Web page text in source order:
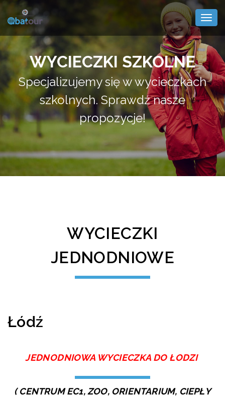
WYCIECZKI SZKOLNE
Specjalizujemy się w wycieczkach
szkolnych. Sprawdź nasze
propozycje!
WYCIECZKI
JEDNODNIOWE
Łódź
JEDNODNIOWA WYCIECZKA DO ŁODZI
( CENTRUM EC1, ZOO, ORIENTARIUM, CIEPŁY